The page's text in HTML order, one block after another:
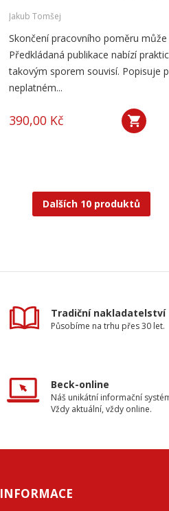
Jakub Tomšej
Skončení pracovního poměru
Předkládaná publikace nabízí
takovým sporem souvisí. Popisuje
neplatném...
390,00 Kč
Dalších 10 produktů
Tradiční nakladatelství
Působíme na trhu přes 30 let.
Beck-online
Náš unikátní informační
Vždy aktuální, vždy online.
INFORMACE